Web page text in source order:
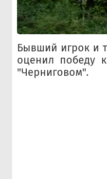
Бывший игрок и
оценил победу
"Черниговом".